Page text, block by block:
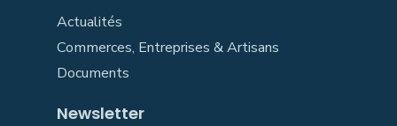
Actualités
Commerces, Entreprises & Artisans
Documents
Newsletter